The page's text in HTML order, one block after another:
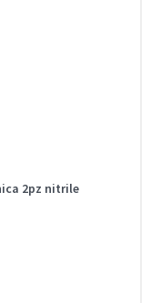
2pz nitrile